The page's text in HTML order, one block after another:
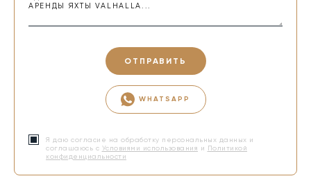
ОТПРАВИТЬ
WHATSAPP
Я даю согласие на обработку персональных данных и
соглашаюсь с Условиями использования и Политикой
конфиденциальности